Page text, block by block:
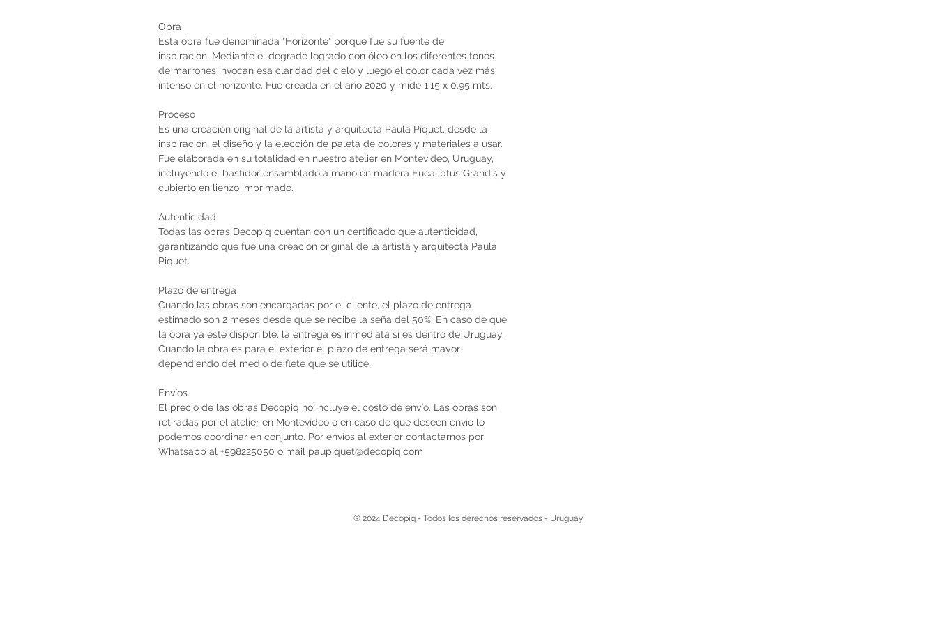
Obra
Esta obra fue denominada "Horizonte" porque fue su fuente de
inspiración. Mediante el degradé logrado con óleo en los diferentes tonos
de marrones invocan esa claridad del cielo y luego el color cada vez más
intenso en el horizonte. Fue creada en el año 2020 y mide 1.15 x 0.95 mts.
Proceso
Es una creación original de la artista y arquitecta Paula Piquet, desde la
inspiración, el diseño y la elección de paleta de colores y materiales a usar.
Fue elaborada en su totalidad en nuestro atelier en Montevideo, Uruguay,
incluyendo el bastidor ensamblado a mano en madera Eucaliptus Grandis y
cubierto en lienzo imprimado.
Autenticidad
Todas las obras Decopiq cuentan con un certificado que autenticidad,
garantizando que fue una creación original de la artista y arquitecta Paula
Piquet.
Plazo de entrega
Cuando las obras son encargadas por el cliente, el plazo de entrega
estimado son 2 meses desde que se recibe la seña del 50%. En caso de que
la obra ya esté disponible, la entrega es inmediata si es dentro de Uruguay.
Cuando la obra es para el exterior el plazo de entrega será mayor
dependiendo del medio de flete que se utilice.
Envíos
El precio de las obras Decopiq no incluye el costo de envío. Las obras son
retiradas por el atelier en Montevideo o en caso de que deseen envío lo
podemos coordinar en conjunto. Por envíos al exterior contactarnos por
Whatsapp al +598225050 o mail paupiquet@decopiq.com
® 2024 Decopiq - Todos los derechos reservados - Uruguay